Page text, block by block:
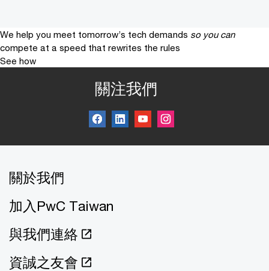
We help you meet tomorrow’s tech demands so you can
compete at a speed that rewrites the rules
See how
關注我們
關於我們
加入PwC Taiwan
與我們連絡
資誠之友會